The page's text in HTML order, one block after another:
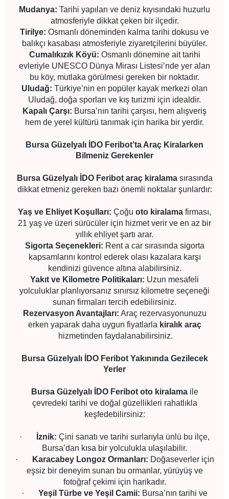
Mudanya: Tarihi yapıları ve deniz kıyısındaki huzurlu
atmosferiyle dikkat çeken bir ilçedir.
Tirilye: Osmanlı döneminden kalma tarihi dokusu ve
balıkçı kasabası atmosferiyle ziyaretçilerini büyüler.
Cumalıkızık Köyü: Osmanlı dönemine ait tarihi
evleriyle UNESCO Dünya Mirası Listesi’nde yer alan
bu köy, mutlaka görülmesi gereken bir noktadır.
Uludağ: Türkiye’nin en popüler kayak merkezi olan
Uludağ, doğa sporları ve kış turizmi için idealdir.
Kapalı Çarşı: Bursa’nın tarihi çarşısı, hem alışveriş
hem de yerel kültürü tanımak için harika bir yerdir.
Bursa Güzelyalı İDO Feribot’ta Araç Kiralarken
Bilmeniz Gerekenler
Bursa Güzelyalı İDO Feribot araç kiralamasırasında
dikkat etmeniz gereken bazı önemli noktalar şunlardır:
Yaş ve Ehliyet Koşulları: Çoğu oto kiralama firması,
21 yaş ve üzeri sürücüler için hizmet verir ve en az bir
yıllık ehliyet şartı arar.
Sigorta Seçenekleri: Rent a car sırasında sigorta
kapsamlarını kontrol ederek olası kazalara karşı
kendinizi güvence altına alabilirsiniz.
Yakıt ve Kilometre Politikaları: Uzun mesafeli
yolculuklar planlıyorsanız sınırsız kilometre seçeneği
sunan firmaları tercih edebilirsiniz.
Rezervasyon Avantajları: Araç rezervasyonunuzu
erken yaparak daha uygun fiyatlarla kiralık araç
hizmetinden faydalanabilirsiniz.
Bursa Güzelyalı İDO Feribot Yakınında Gezilecek
Yerler
Bursa Güzelyalı İDO Feribot oto kiralamaile
çevredeki tarihi ve doğal güzellikleri rahatlıkla
keşfedebilirsiniz:
· İznik: Çini sanatı ve tarihi surlarıyla ünlü bu ilçe,
Bursa’dan kısa bir yolculukla ulaşılabilir.
·
Karacabey Longoz Ormanları: Doğaseverler için
eşsiz bir deneyim sunan bu ormanlar, yürüyüş ve
fotoğraf çekimi için harikadır.
·
Yeşil Türbe ve Yeşil Camii: Bursa’nın tarihi ve